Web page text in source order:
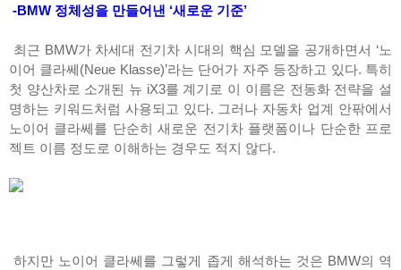
-BMW 정체성을 만들어낸 ‘새로운 기준’
최근 BMW가 차세대 전기차 시대의 핵심 모델을 공개하면서 ‘노
이어 클라쎄(Neue Klasse)’라는 단어가 자주 등장하고 있다. 특히
첫 양산차로 소개된 뉴 iX3를 계기로 이 이름은 전동화 전략을 설
명하는 키워드처럼 사용되고 있다. 그러나 자동차 업계 안팎에서
노이어 클라쎄를 단순히 새로운 전기차 플랫폼이나 단순한 프로
젝트 이름 정도로 이해하는 경우도 적지 않다.
하지만 노이어 클라쎄를 그렇게 좁게 해석하는 것은 BMW의 역